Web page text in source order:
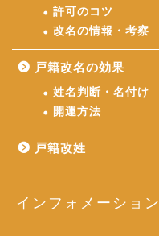
許可のコツ
改名の情報・考察
戸籍改名の効果
姓名判断・名付け
開運方法
戸籍改姓
インフォメーション